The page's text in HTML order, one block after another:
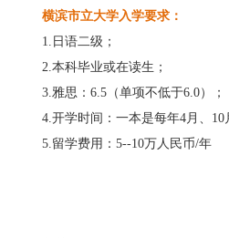
横滨市立大学入学要求：
1.日语二级；
2.本科毕业或在读生；
3.雅思：6.5（单项不低于6.0）；
4.开学时间：一本是每年4月、10
5.留学费用：5--10万人民币/年